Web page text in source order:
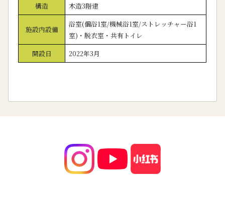
構造
木造3階建
施設内設備
浴室(個浴1室/機械浴1室/ストレッチャー浴1
室)・脱衣室・共有トイレ
開設日
2022年3月